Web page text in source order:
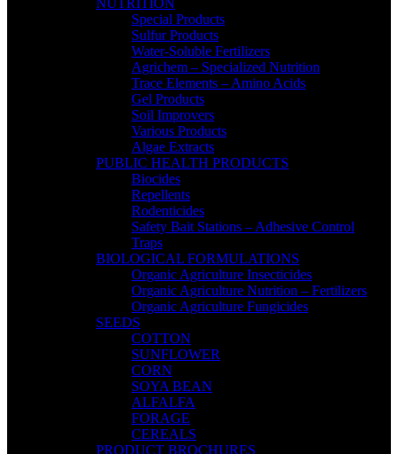
Special Products
Sulfur Products
Water-Soluble Fertilizers
Agrichem – Specialized Nutrition
Trace Elements – Amino Acids
Gel Products
Soil Improvers
Various Products
Algae Extracts
PUBLIC HEALTH PRODUCTS
Biocides
Repellents
Rodenticides
Safety Bait Stations – Adhesive Control
Traps
BIOLOGICAL FORMULATIONS
Organic Agriculture Insecticides
Organic Agriculture Nutrition – Fertilizers
Organic Agriculture Fungicides
SEEDS
COTTON
SUNFLOWER
CORN
SOYA BEAN
ALFALFA
FORAGE
CEREALS
PRODUCT BROCHURES